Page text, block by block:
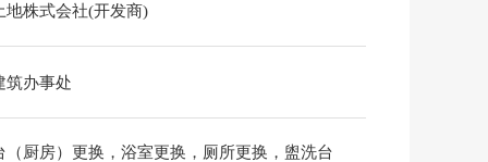
地株式会社(开发商)
筑办事处
（厨房）更换，浴室更换，厕所更换，盥洗台